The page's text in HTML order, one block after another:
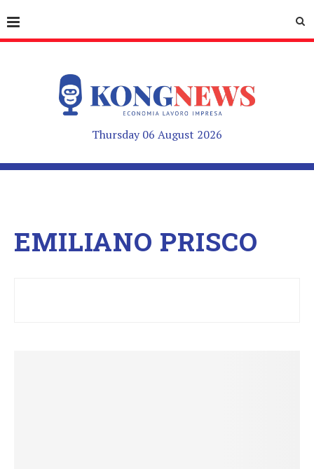
Thursday 06 August 2026
EMILIANO PRISCO